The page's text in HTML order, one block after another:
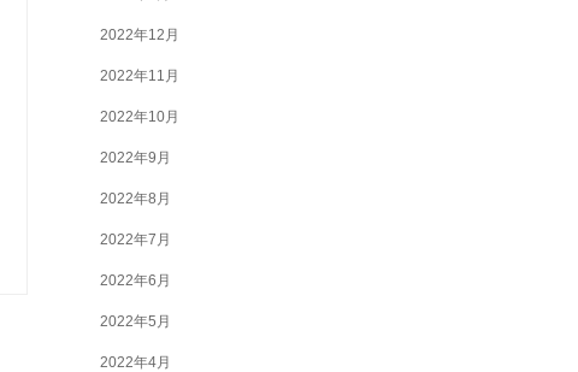
2022年12月
2022年11月
2022年10月
2022年9月
2022年8月
2022年7月
2022年6月
2022年5月
2022年4月